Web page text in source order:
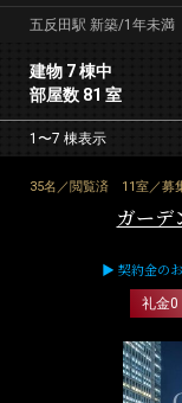
五反田駅 新築/1年未満
建物 7 棟中
部屋数 81 室
1〜7 棟表示
35名／閲覧済 11室／募
ガーデ
▶ 契約金の
礼金0